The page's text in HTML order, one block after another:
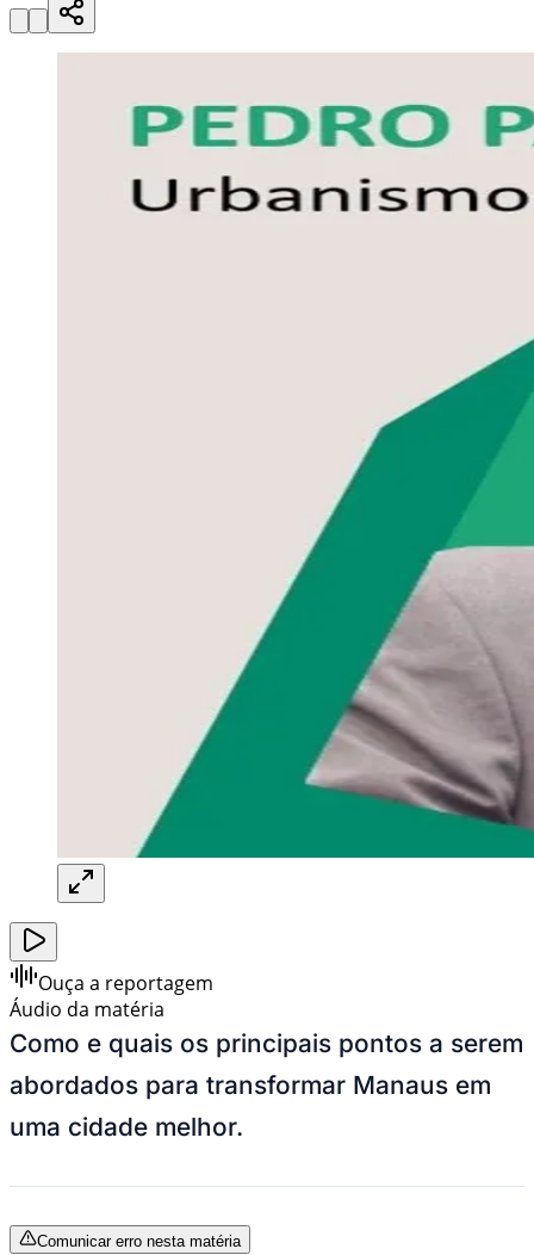
Ouça a reportagem
Áudio da matéria
Como e quais os principais pontos a serem
abordados para transformar Manaus em
uma cidade melhor.
Comunicar erro nesta matéria